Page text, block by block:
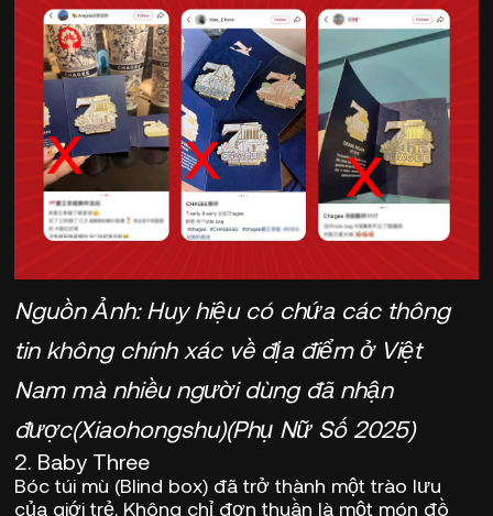
Nguồn Ảnh: Huy hiệu có chứa các thông
tin không chính xác về địa điểm ở Việt
Nam mà nhiều người dùng đã nhận
được(Xiaohongshu)(Phụ Nữ Số 2025)
2. Baby Three
Bóc túi mù (Blind box) đã trở thành một trào lưu
của giới trẻ. Không chỉ đơn thuần là một món đồ